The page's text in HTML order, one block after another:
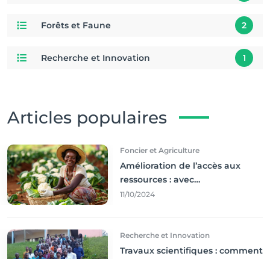
Forêts et Faune 2
Recherche et Innovation 1
Articles populaires
Foncier et Agriculture
Amélioration de l’accès aux
ressources : avec
l'incontournable ’agriculture
11/10/2024
Recherche et Innovation
Travaux scientifiques : comment